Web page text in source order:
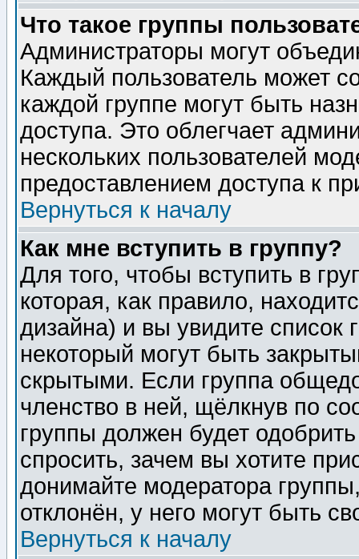
Что такое группы
Администраторы могут
Каждый пользователь может
каждой группе могут быть
доступа. Это облегчает
нескольких пользователей
предоставлением доступа к
Вернуться к началу
Как мне вступить в группу?
Для того, чтобы вступить в
которая, как правило,
дизайна) и вы увидите список
некоторый могут быть
скрытыми. Если группа
членство в ней, щёлкнув по
группы должен будет
спросить, зачем вы хотите
донимайте модератора
отклонён, у него могут быть
Вернуться к началу